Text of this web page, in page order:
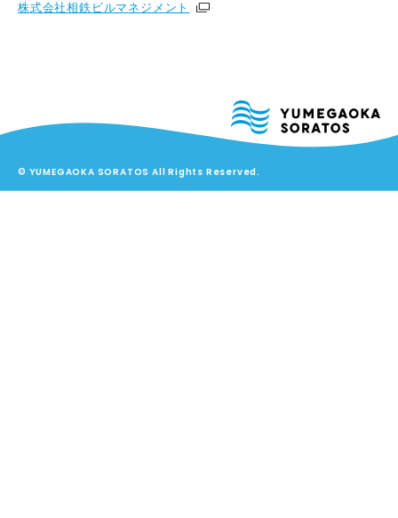
株式会社相鉄ビルマネジメント
© YUMEGAOKA SORATOS All Rights Reserved.